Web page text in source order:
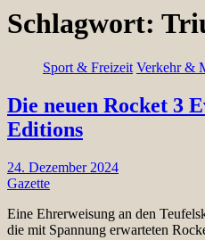
Schlagwort:
Sport & Freizeit Verkehr &
Die neuen Rocket 3
Editions
24. Dezember 2024
Gazette
Eine Ehrerweisung an den
die mit Spannung erwarteten